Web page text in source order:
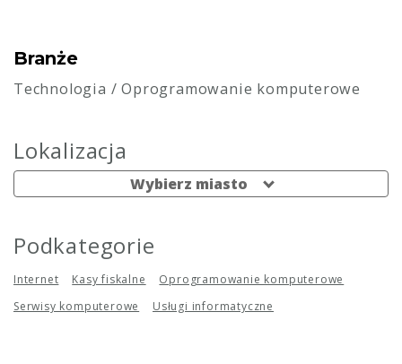
Branże
Technologia /Oprogramowanie komputerowe
Lokalizacja
Wybierz miasto
Podkategorie
Internet Kasy fiskalne
Oprogramowanie komputerowe
Serwisy komputerowe
Usługi informatyczne